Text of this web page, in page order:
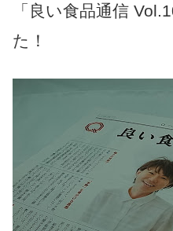
「良い食品通信
た！